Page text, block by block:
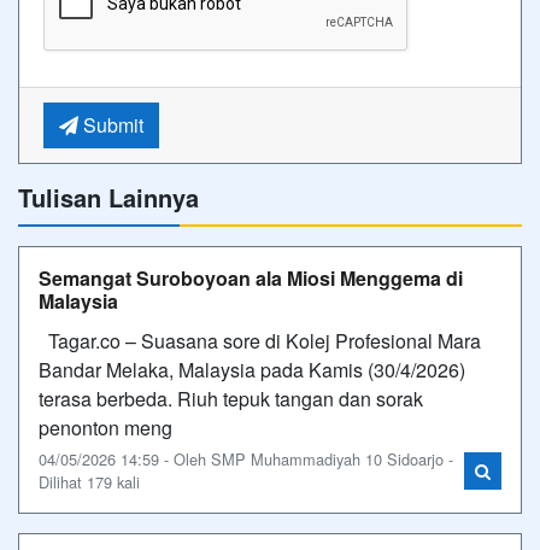
Submit
Tulisan Lainnya
Semangat Suroboyoan ala Miosi Menggema di
Malaysia
Tagar.co – Suasana sore di Kolej Profesional Mara
Bandar Melaka, Malaysia pada Kamis (30/4/2026)
terasa berbeda. Riuh tepuk tangan dan sorak
penonton meng
04/05/2026 14:59 - Oleh SMP Muhammadiyah 10 Sidoarjo -
Dilihat 179 kali